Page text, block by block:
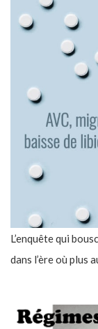
L’enquête qui
dans l’ère où plus